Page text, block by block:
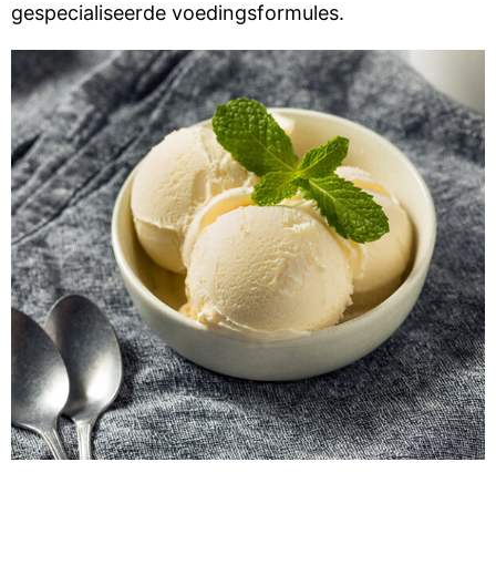
gespecialiseerde voedingsformules.